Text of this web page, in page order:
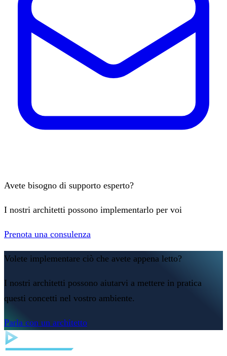
Avete bisogno di supporto esperto?
I nostri architetti possono implementarlo per voi
Prenota una consulenza
Volete implementare ciò che avete appena letto?
I nostri architetti possono aiutarvi a mettere in pratica
questi concetti nel vostro ambiente.
Parla con un architetto